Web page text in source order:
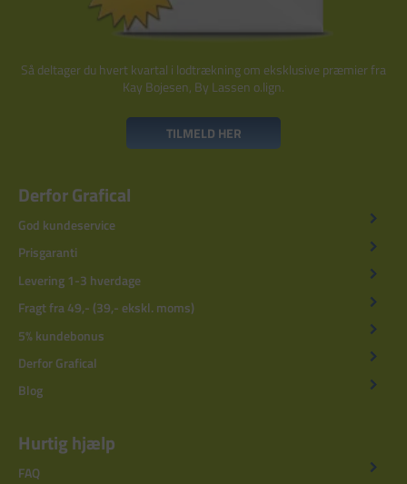
Så deltager du hvert kvartal i lodtrækning om eksklusive præmier fra
Kay Bojesen, By Lassen o.lign.
TILMELD HER
Derfor Grafical
God kundeservice
Prisgaranti
Levering 1-3 hverdage
Fragt fra 49,- (39,- ekskl. moms)
5% kundebonus
Derfor Grafical
Blog
Hurtig hjælp
FAQ